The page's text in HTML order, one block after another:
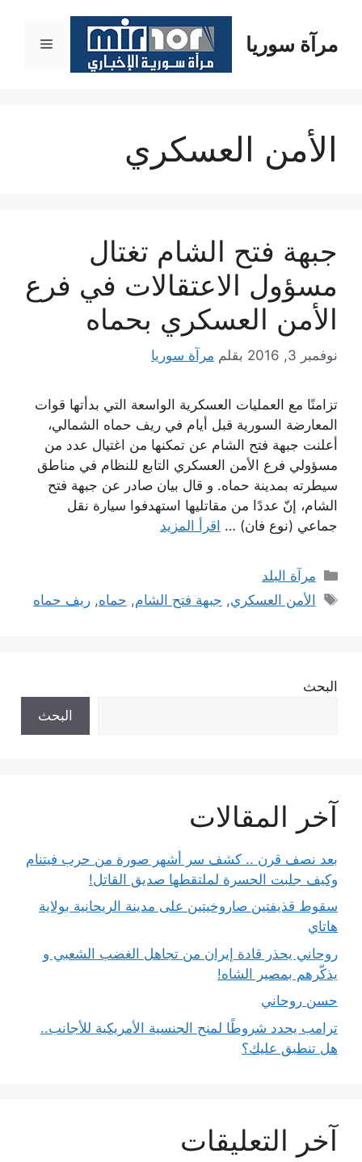
المحتوىمرآة سوريا القائمة
الأمن العسكري
جبهة فتح الشام تغتال
مسؤول الاعتقالات في فرع
الأمن العسكري بحماه
نوفمبر 3, 2016 بقلم مرآة سوريا
تزامنًا مع العمليات العسكرية الواسعة التي بدأتها قوات
المعارضة السورية قبل أيام في ريف حماه الشمالي،
أعلنت جبهة فتح الشام عن تمكنها من اغتيال عدد من
مسؤولي فرع الأمن العسكري التابع للنظام في مناطق
سيطرته بمدينة حماه. و قال بيان صادر عن جبهة فتح
الشام، إنّ عددًا من مقاتليها استهدفوا سيارة نقل
جماعي (نوع فان) … اقرأ المزيد
التصنيفات
مرآة البلد
الوسوم
الأمن العسكري, جبهة فتح الشام, حماه,ريف حماه
البحث
البحث
آخر المقالات
بعد نصف قرن .. كشف سر أشهر صورة من حرب فيتنام
وكيف جلبت الحسرة لملتقطها صديق القاتل!
سقوط قذيفتين صاروخيتين على مدينة الريحانية بولاية
هاتاي
روحاني يحذر قادة إيران من تجاهل الغضب الشعبي و
يذكّرهم بمصير الشاه!
حسن روحاني
ترامب يحدد شروطًا لمنح الجنسية الأمريكية للأجانب..
هل تنطبق عليك؟
آخر التعليقات